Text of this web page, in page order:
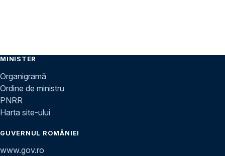
MINISTER
Organigramă
Ordine de ministru
PNRR
Harta site-ului
GUVERNUL ROMÂNIEI
www.gov.ro